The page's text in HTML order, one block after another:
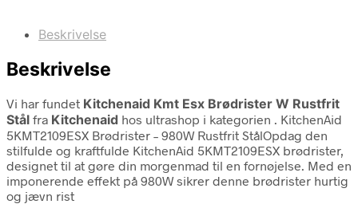
Beskrivelse
Beskrivelse
Vi har fundet Kitchenaid Kmt Esx Brødrister W Rustfrit
Stål fra Kitchenaid hos ultrashop i kategorien . KitchenAid
5KMT2109ESX Brødrister – 980W Rustfrit StålOpdag den
stilfulde og kraftfulde KitchenAid 5KMT2109ESX brødrister,
designet til at gøre din morgenmad til en fornøjelse. Med en
imponerende effekt på 980W sikrer denne brødrister hurtig
og jævn rist